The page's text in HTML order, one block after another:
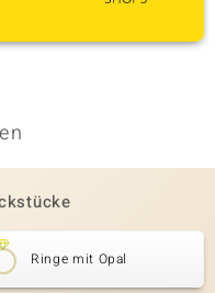
Ringe mit Opal